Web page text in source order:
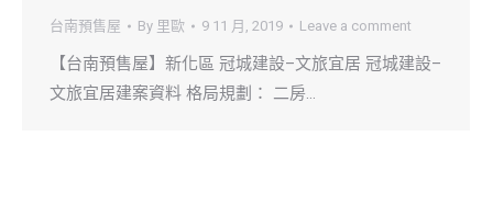
台南預售屋 By 里歐 9 11 月, 2019 Leave a comment
【台南預售屋】新化區 冠城建設–文旅宜居 冠城建設–
文旅宜居建案資料 格局規劃： 二房…